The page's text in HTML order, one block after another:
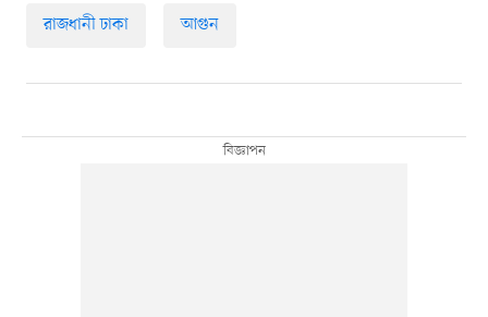
রাজধানী ঢাকা আগুন